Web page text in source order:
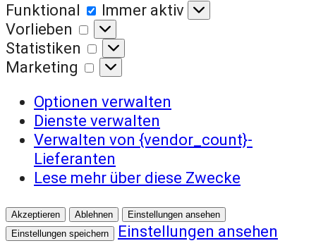
Funktional
Funktional
Immer aktiv
Vorlieben
Vorlieben
Statistiken
Statistiken
Marketing
Marketing
Optionen verwalten
Dienste verwalten
Verwalten von {vendor_count}-
Lieferanten
Lese mehr über diese Zwecke
Akzeptieren Ablehnen
Einstellungen ansehen
Einstellungen speichern
Einstellungen ansehen